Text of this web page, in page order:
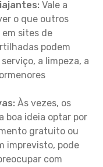
Vale a
o que outros
sites de
podem
a limpeza, a
Às vezes, os
boa ideia optar por
gratuito ou
imprevisto, pode
com